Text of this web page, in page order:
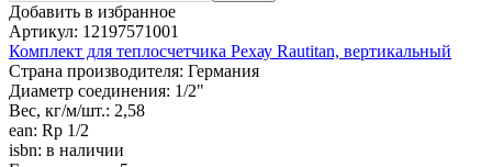
Добавить в избранное
Артикул: 12197571001
Комплект для теплосчетчика Рехау Rautitan, вертикальный
Страна производителя: Германия
Диаметр соединения: 1/2"
Вес, кг/м/шт.: 2,58
ean: Rp 1/2
isbn: в наличии